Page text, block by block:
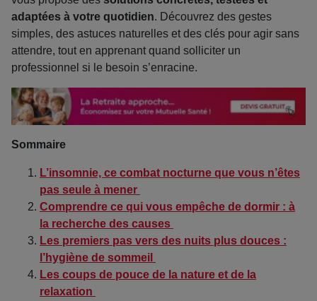
adaptées à votre quotidien. Découvrez des gestes
simples, des astuces naturelles et des clés pour agir sans
attendre, tout en apprenant quand solliciter un
professionnel si le besoin s’enracine.
Sommaire
L’insomnie, ce combat nocturne que vous n’êtes
pas seule à mener
Comprendre ce qui vous empêche de dormir : à
la recherche des causes
Les premiers pas vers des nuits plus douces :
l’hygiène de sommeil
Les coups de pouce de la nature et de la
relaxation